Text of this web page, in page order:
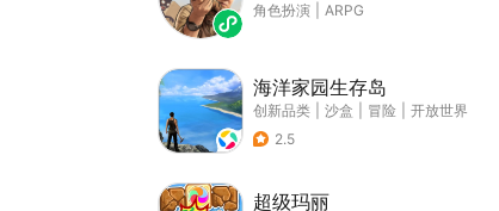
角色扮演 ARPG
海洋家园生存岛
创新品类 沙盒 冒险
开放世界
2.5
超级玛丽